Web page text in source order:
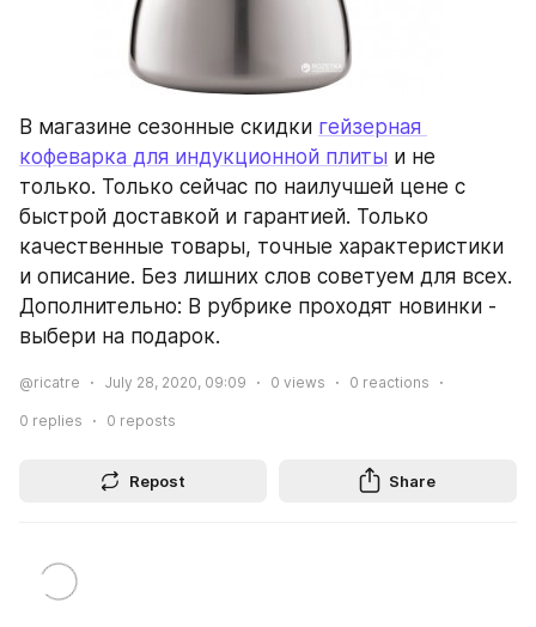
В магазине сезонные скидки гейзерная
кофеварка для индукционной плиты и не
только. Только сейчас по наилучшей цене с
быстрой доставкой и гарантией. Только
качественные товары, точные характеристики
и описание. Без лишних слов советуем для всех.
Дополнительно: В рубрике проходят новинки -
выбери на подарок.
@ricatre July 28, 2020, 09:09 0 views 0 reactions
0 replies 0 reposts
Repost Share